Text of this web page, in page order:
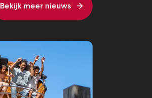
Bekijk meer nieuws